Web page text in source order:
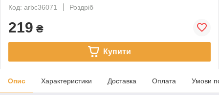
Код: arbc36071
Роздріб
219 ₴
Купити
Опис Характеристики Доставка Оплата Умови